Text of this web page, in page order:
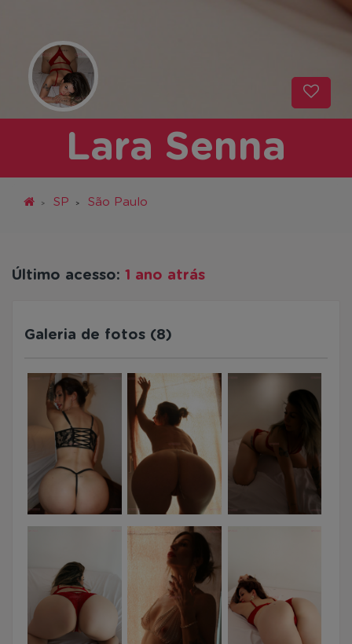
Lara Senna
SP São Paulo
Último acesso: 1 ano atrás
Galeria de fotos (8)